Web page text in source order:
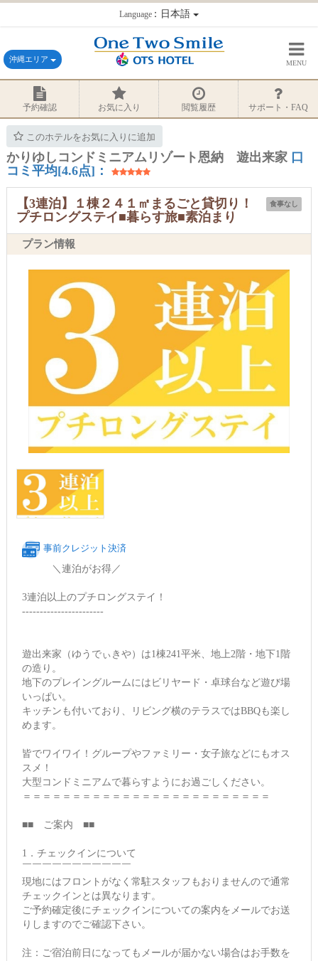
Language：日本語
沖縄エリア MENU
予約確認 お気に入り 閲覧履歴 サポート・FAQ
このホテルをお気に入りに追加
かりゆしコンドミニアムリゾート恩納 遊出来家 口
コミ平均[4.6点]：
食事なし
【3連泊】１棟２４１㎡まるごと貸切り！
プチロングステイ■暮らす旅■素泊まり
プラン情報
事前クレジット決済
＼連泊がお得／
3連泊以上のプチロングステイ！
-----------------------
遊出来家（ゆうでぃきや）は1棟241平米、地上2階・地下1階
の造り。
地下のプレイングルームにはビリヤード・卓球台など遊び場
いっぱい。
キッチンも付いており、リビング横のテラスではBBQも楽し
めます。
皆でワイワイ！グループやファミリー・女子旅などにもオス
スメ！
大型コンドミニアムで暮らすようにお過ごしください。
＝＝＝＝＝＝＝＝＝＝＝＝＝＝＝＝＝＝＝＝＝＝＝＝＝
■■ ご案内 ■■
1．チェックインについて
￣￣￣￣￣￣￣￣￣￣￣
現地にはフロントがなく常駐スタッフもおりませんので通常
チェックインとは異なります。
ご予約確定後にチェックインについての案内をメールでお送
りしますのでご確認下さい。
注：ご宿泊前日になってもメールが届かない場合はお手数を